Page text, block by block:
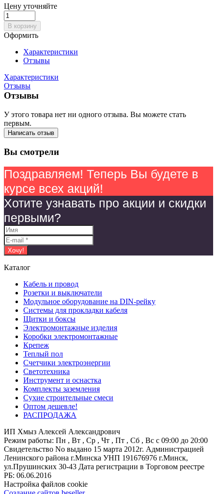
Цену уточняйте
В корзину
Оформить
Характеристики
Отзывы
Характеристики
Отзывы
Отзывы
У этого товара нет ни одного отзыва. Вы можете стать
первым.
Написать отзыв
Вы смотрели
Поздравляем! Теперь Вы будете в
курсе всех акций!
Хотите узнавать про акции и скидки
первыми?
Каталог
Кабель и провод
Розетки и выключатели
Модульное оборудование на DIN-рейку
Системы для прокладки кабеля
Щитки и боксы
Электромонтажные изделия
Коробки электромонтажные
Крепеж
Теплый пол
Счетчики электроэнергии
Светотехника
Инструмент и оснастка
Комплекты заземления
Сухие строительные смеси
Оптом дешевле!
РАСПРОДАЖА
ИП Хмыз Алексей Александрович
Режим работы: Пн , Вт , Ср , Чт , Пт , Сб , Вс c 09:00 до 20:00
Свидетельство No выдано 15 марта 2012г. Администрацией
Ленинского района г.Минска УНП 191676976 г.Минск,
ул.Прушинских 30-43 Дата регистрации в Торговом реестре
РБ: 06.06.2016
Настройка файлов cookie